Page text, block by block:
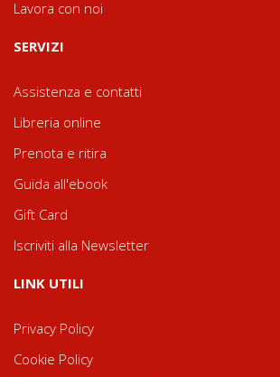
Lavora con noi
SERVIZI
Assistenza e contatti
Libreria online
Prenota e ritira
Guida all'ebook
Gift Card
Iscriviti alla Newsletter
LINK UTILI
Privacy Policy
Cookie Policy